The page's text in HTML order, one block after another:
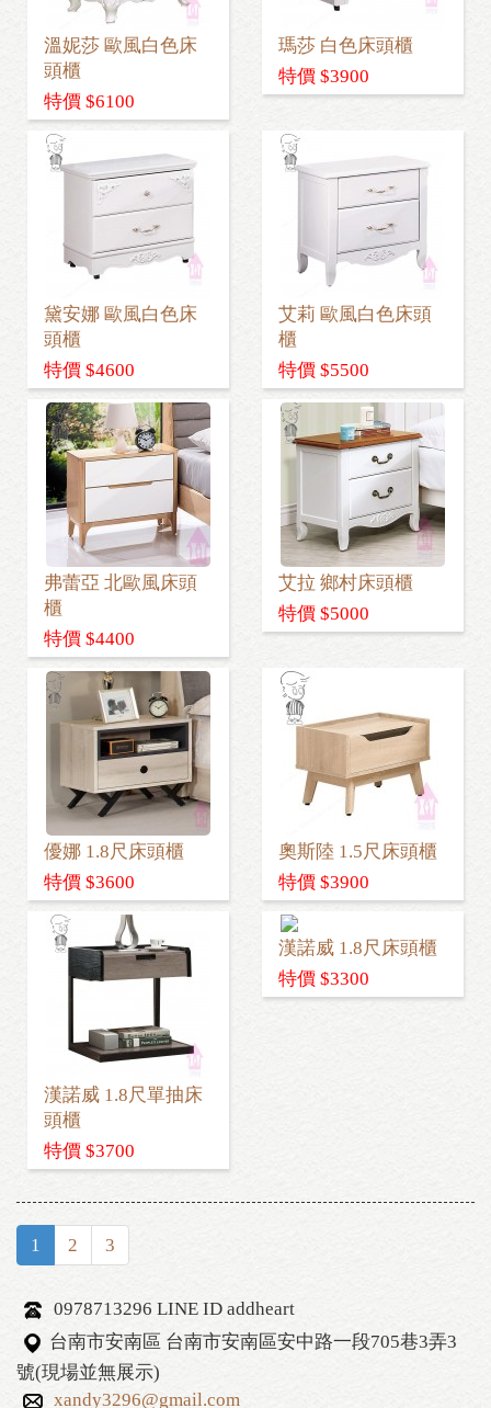
溫妮莎 歐風白色床
頭櫃
特價 $6100
瑪莎 白色床頭櫃
特價 $3900
黛安娜 歐風白色床
頭櫃
特價 $4600
艾莉 歐風白色床頭
櫃
特價 $5500
弗蕾亞 北歐風床頭
櫃
特價 $4400
艾拉 鄉村床頭櫃
特價 $5000
優娜 1.8尺床頭櫃
特價 $3600
奧斯陸 1.5尺床頭櫃
特價 $3900
漢諾威 1.8尺單抽床
頭櫃
特價 $3700
漢諾威 1.8尺床頭櫃
特價 $3300
1 2 3
0978713296 LINE ID addheart
台南市安南區 台南市安南區安中路一段705巷3弄3
號(現場並無展示)
xandy3296@gmail.com